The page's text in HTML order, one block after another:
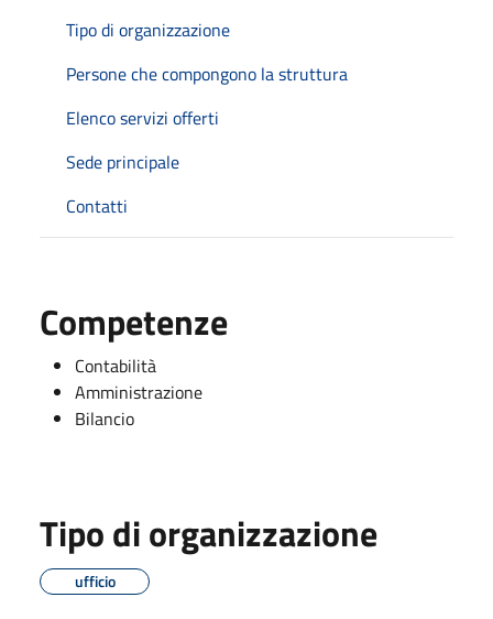
Tipo di organizzazione
Persone che compongono la struttura
Elenco servizi offerti
Sede principale
Contatti
Competenze
Contabilità
Amministrazione
Bilancio
Tipo di organizzazione
ufficio